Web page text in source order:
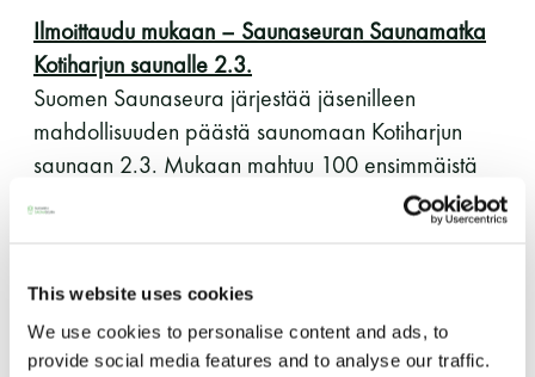
This website uses cookies
We use cookies to personalise content and ads, to
provide social media features and to analyse our traffic.
Vaskiniementie 10, 00200 Helsinki
Kahvio/kassa 050 372 4167
(saunojen aukioloaikana)
Ilmoittaudu mukaan – Saunaseuran Saunamatka
Kotiharjun saunalle 2.3.
Suomen Saunaseura järjestää jäsenilleen
mahdollisuuden päästä saunomaan Kotiharjun
saunaan 2.3. Mukaan mahtuu 100 ensimmäistä
ilmoittautujaa. Suomen Saunaseura kustantaa
Miehet ja naiset saunovat eri saunoissa, ilman
uimapukua. Oma pyyhe ja omat juomat mukaan.
Saunalta voi myös ostaa juomia ja vuokrata